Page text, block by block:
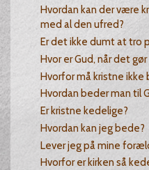
Hvordan kan der være
med al den ufred?
Er det ikke dumt at tro
Hvor er Gud, når det
Hvorfor må kristne ikke
Hvordan beder man til
Er kristne kedelige?
Hvordan kan jeg bede?
Lever jeg på mine
Hvorfor er kirken så